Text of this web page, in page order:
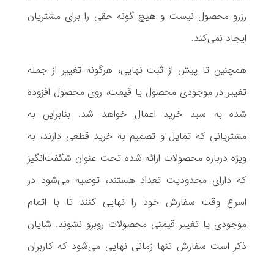
رزرو محصول نیست و هیچ گونه حقی را برای مشتریان
ایجاد نمی‌کند.
همچنین تا پیش از ثبت نهایی، هرگونه تغییر از جمله
تغییر در موجودی محصول یا قیمت، روی محصول افزوده
شده به سبد خرید اعمال خواهد شد. بنابراین به
مشتریانی که تمایل و تصمیم به خرید قطعی دارند، به
ویژه درباره محصولات ارائه شده تحت عنوان شگفت‌انگیز
که دارای محدودیت تعداد هستند، توصیه می‌شود در
اسرع وقت سفارش خود را نهایی کنند تا با اتمام
موجودی یا تغییر قیمتی محصولات روبرو نشوند. شایان
ذکر است سفارش تنها زمانی نهایی می‌شود که کاربران